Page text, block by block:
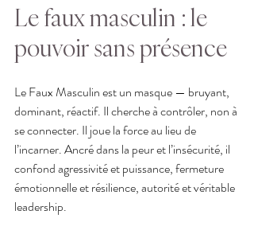
Le faux masculin : le
pouvoir sans présence
Le Faux Masculin est un masque — bruyant,
dominant, réactif. Il cherche à contrôler, non à
se connecter. Il joue la force au lieu de
l’incarner. Ancré dans la peur et l’insécurité, il
confond agressivité et puissance, fermeture
émotionnelle et résilience, autorité et véritable
leadership.